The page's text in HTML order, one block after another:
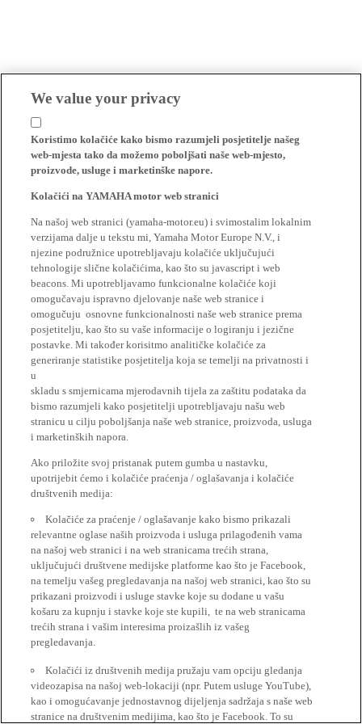
We value your privacy
Koristimo kolačiće kako bismo razumjeli posjetitelje našeg
web-mjesta tako da možemo poboljšati naše web-mjesto,
proizvode, usluge i marketinške napore.
Kolačići na YAMAHA motor web stranici
Na našoj web stranici (yamaha-motor.eu) i svimostalim lokalnim
verzijama dalje u tekstu mi, Yamaha Motor Europe N.V., i
njezine podružnice upotrebljavaju kolačiće uključujući
tehnologije slične kolačićima, kao što su javascript i web
beacons. Mi upotrebljavamo funkcionalne kolačiće koji
omogučavaju ispravno djelovanje naše web stranice i
omogučuju osnovne funkcionalnosti naše web stranice prema
posjetitelju, kao što su vaše informacije o logiranju i jezične
postavke. Mi također korisitmo analitičke kolačiće za
generiranje statistike posjetitelja koja se temelji na privatnosti i
u
skladu s smjernicama mjerodavnih tijela za zaštitu podataka da
bismo razumjeli kako posjetitelji upotrebljavaju našu web
stranicu u cilju poboljšanja naše web stranice, proizvoda, usluga
i marketinških napora.
Ako priložite svoj pristanak putem gumba u nastavku,
upotrijebit ćemo i kolačiće praćenja / oglašavanja i kolačiće
društvenih medija:
Kolačiće za praćenje / oglašavanje kako bismo prikazali
relevantne oglase naših proizvoda i usluga prilagođenih vama
na našoj web stranici i na web stranicama trećih strana,
uključujući društvene medijske platforme kao što je Facebook,
na temelju vašeg pregledavanja na našoj web stranici, kao što su
prikazani proizvodi i usluge stavke koje su dodane u vašu
košaru za kupnju i stavke koje ste kupili, te na web stranicama
trećih strana i vašim interesima proizašlih iz vašeg
pregledavanja.
Kolačići iz društvenih medija pružaju vam opciju gledanja
videozapisa na našoj web-lokaciji (npr. Putem usluge YouTube),
kao i omogućavanje jednostavnog dijeljenja sadržaja s naše web
stranice na društvenim medijima, kao što je Facebook. To su